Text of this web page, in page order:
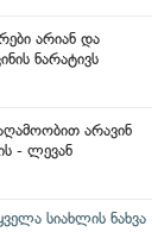
არიან და
ნარატივს
არავინ
- ლევან
სიახლის ნახვა